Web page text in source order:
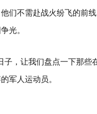
们不需赴战火纷飞的前
光。
子，让我们盘点一下那些
军人运动员。